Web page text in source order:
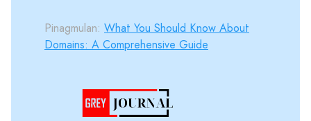
Pinagmulan: What You Should Know About
Domains: A Comprehensive Guide